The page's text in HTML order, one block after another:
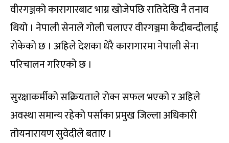
वीरगञ्जको कारागारबाट भाग्न खोजेपछि रातिदेखि नै तनाव
थियो । नेपाली सेनाले गोली चलाएर वीरगञ्जमा कैदीबन्दीलाई
रोकेको छ । अहिले देशका धेरै कारागारमा नेपाली सेना
परिचालन गरिएको छ ।
सुरक्षाकर्मीको सक्रियताले रोक्न सफल भएको र अहिले
अवस्था समान्य रहेको पर्साका प्रमुख जिल्ला अधिकारी
तोयनारायण सुवेदीले बताए ।